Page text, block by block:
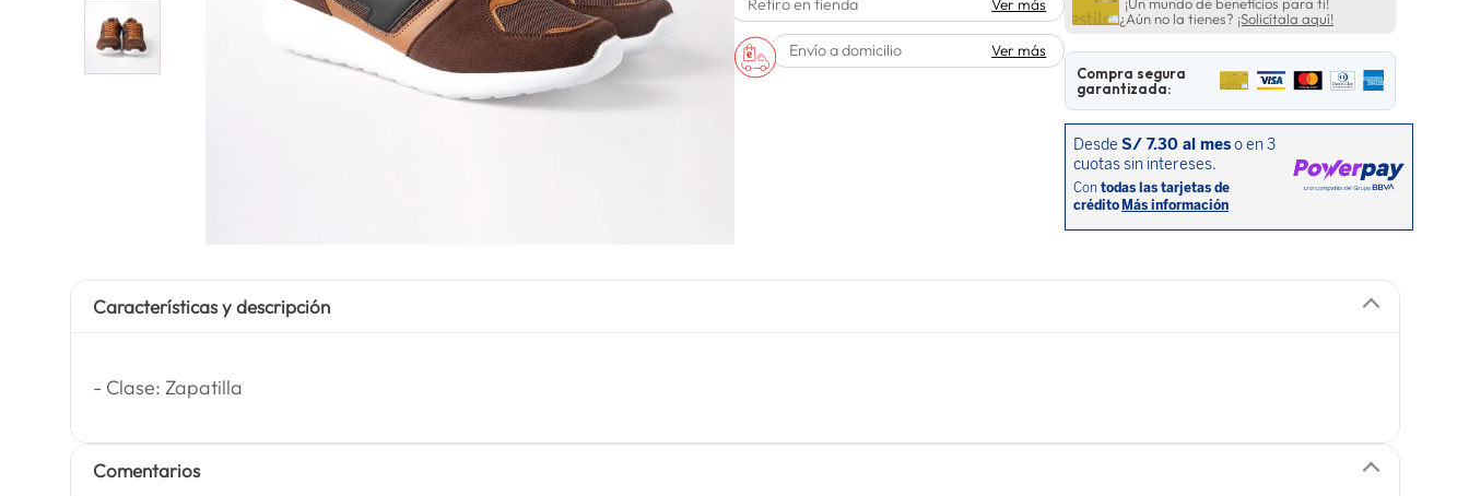
10. spiderman
Retiro en tienda Ver más
Envío a domicilio Ver más
¿Aún no la tienes? ¡Solicítala aquí!
Compra segura
garantizada:
Características y descripción
- Clase: Zapatilla
Comentarios